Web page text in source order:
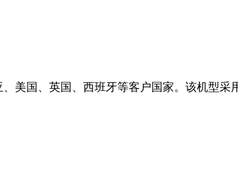
美国、英国、西班牙等客户国家。该机型